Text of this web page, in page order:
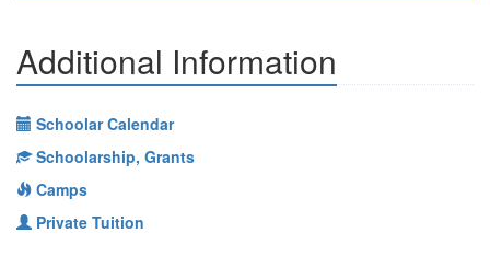
Additional Information
Schoolar Calendar
Schoolarship, Grants
Camps
Private Tuition